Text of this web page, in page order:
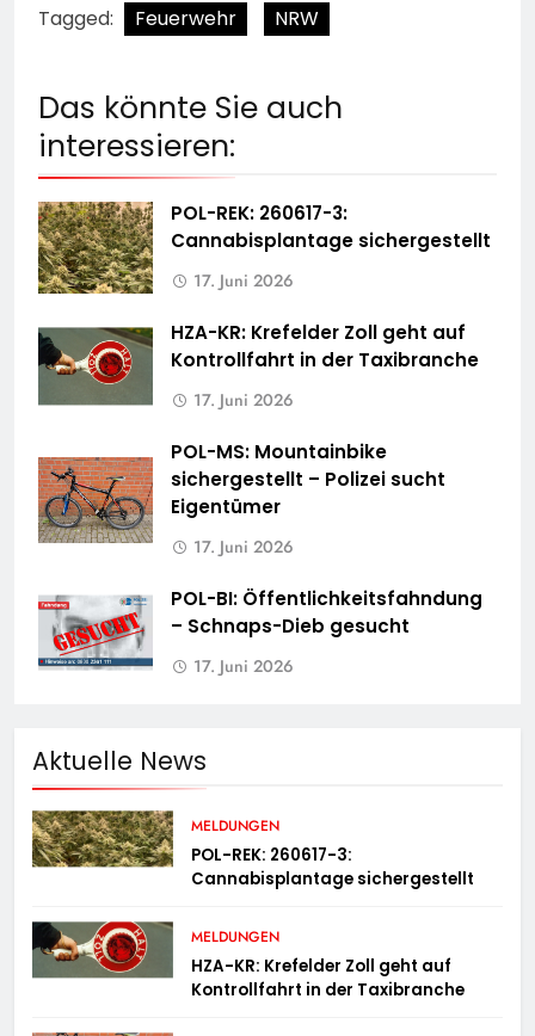
Tagged: Feuerwehr NRW
Das könnte Sie auch
interessieren:
POL-REK: 260617-3:
Cannabisplantage sichergestellt
17. Juni 2026
HZA-KR: Krefelder Zoll geht auf
Kontrollfahrt in der Taxibranche
17. Juni 2026
POL-MS: Mountainbike
sichergestellt – Polizei sucht
Eigentümer
17. Juni 2026
POL-BI: Öffentlichkeitsfahndung
– Schnaps-Dieb gesucht
17. Juni 2026
Aktuelle News
MELDUNGEN
POL-REK: 260617-3:
Cannabisplantage sichergestellt
MELDUNGEN
HZA-KR: Krefelder Zoll geht auf
Kontrollfahrt in der Taxibranche